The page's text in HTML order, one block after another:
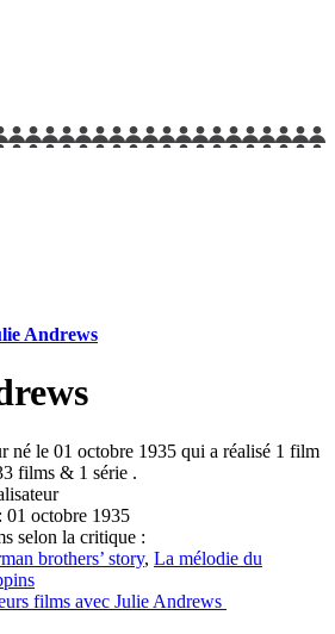
Andrews
né le 01 octobre 1935 qui a réalisé 1 film
films & 1 série .
01 octobre 1935
selon la critique :
brothers’ story, La mélodie du
films avec Julie Andrews